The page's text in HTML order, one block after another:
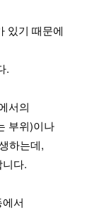
있기 때문에
.
서의
부위)이나
하는데,
다.
서